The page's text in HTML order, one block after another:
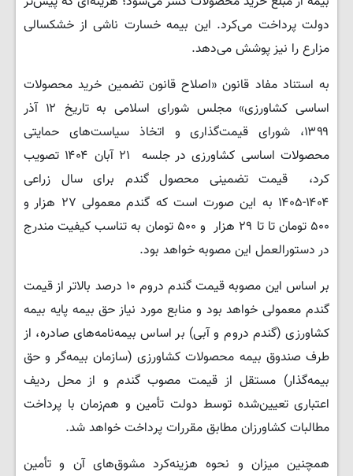
دولت پرداخت می‌کرد. این بیمه خسارت ناشی از خشکسالی
مزارع را نیز پوشش می‌دهد.
به استناد مفاد قانون «اصلاح قانون تضمین خرید محصولات
اساسی کشاورزی» مجلس شورای اسلامی به تاریخ ۱۲ آذر
۱۳۹۹، شورای قیمت‌گذاری و اتخاذ سیاست‌های حمایتی
محصولات اساسی کشاورزی در جلسه ۲۱ آبان ۱۴۰۴ تصویب
کرد، قیمت تضمینی محصول گندم برای سال زراعی
۱۴۰۴-۱۴۰۵ به این صورت است که گندم معمولی ۲۷ هزار و
۵۰۰ تومان تا تا ۲۹ هزار و ۵۰۰ تومان به تناسب کیفیت مندرج
در دستورالعمل این مصوبه خواهد بود.
بر اساس این مصوبه قیمت گندم دروم ۱۰ درصد بالاتر از قیمت
گندم معمولی خواهد بود و منابع مورد نیاز حق بیمه پایه بیمه
کشاورزی (گندم دروم و آبی) بر اساس بیمه‌نامه‌های صادره، از
طرف صندوق بیمه محصولات کشاورزی (سازمان بیمه‌گر و حق
بیمه‌گذار) مستقل از قیمت مصوب گندم و از محل ردیف
اعتباری تعیین‌شده توسط دولت تأمین و هم‌زمان با پرداخت
مطالبات کشاورزان مطابق مقررات پرداخت خواهد شد.
همچنین میزان و نحوه هزینه‌کرد مشوق‌های آن و تأمین